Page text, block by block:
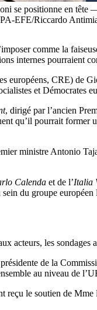
se positionne en
EFE/Riccardo
comme la
internes pourraient
européens, CRE) de
et Démocrates
, dirigé par l’ancien
qu’il pourrait former
ministre Antonio
Calenda et de l’Italia
du groupe européen
les sondages
de la
au niveau de
le soutien de